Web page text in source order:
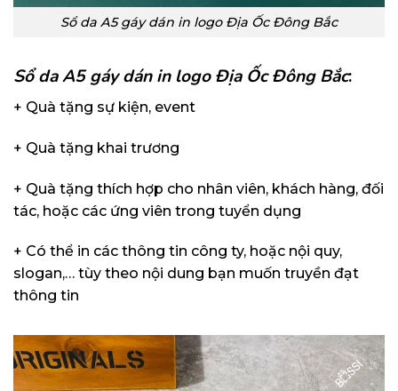
Sổ da A5 gáy dán in logo Địa Ốc Đông Bắc
Sổ da A5 gáy dán in logo Địa Ốc Đông Bắc:
+ Quà tặng sự kiện, event
+ Quà tặng khai trương
+ Quà tặng thích hợp cho nhân viên, khách hàng, đối
tác, hoặc các ứng viên trong tuyển dụng
+ Có thể in các thông tin công ty, hoặc nội quy,
slogan,… tùy theo nội dung bạn muốn truyền đạt
thông tin